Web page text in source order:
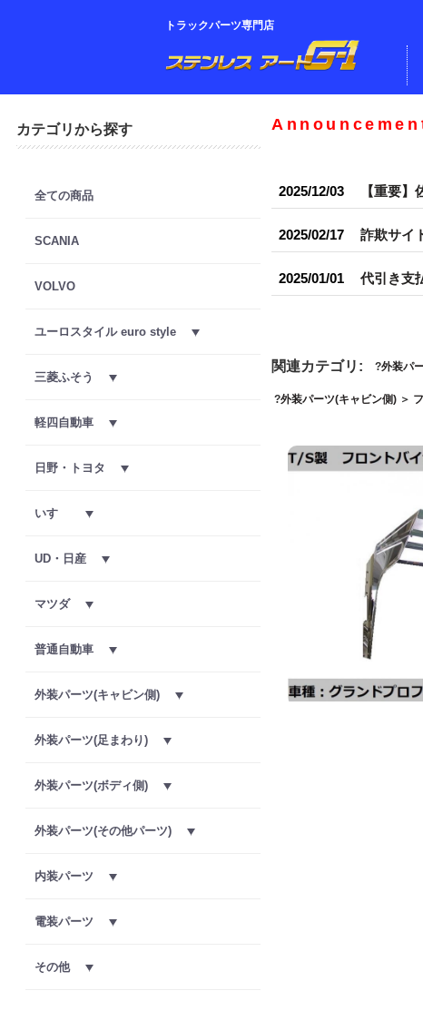
トラックパーツ専門店
カテゴリから探す
全ての商品
SCANIA
VOLVO
ユーロスタイル euro style
三菱ふそう
軽四自動車
日野・トヨタ
いすゞ
UD・日産
マツダ
普通自動車
外装パーツ(キャビン側)
外装パーツ(足まわり)
外装パーツ(ボディ側)
外装パーツ(その他パーツ)
内装パーツ
電装パーツ
その他
2025/12/03 【重要
2025/02/17 詐欺サイ
2025/01/01 代引き支
関連カテゴリ: 外装パ
外装パーツ(キャビン側) ＞